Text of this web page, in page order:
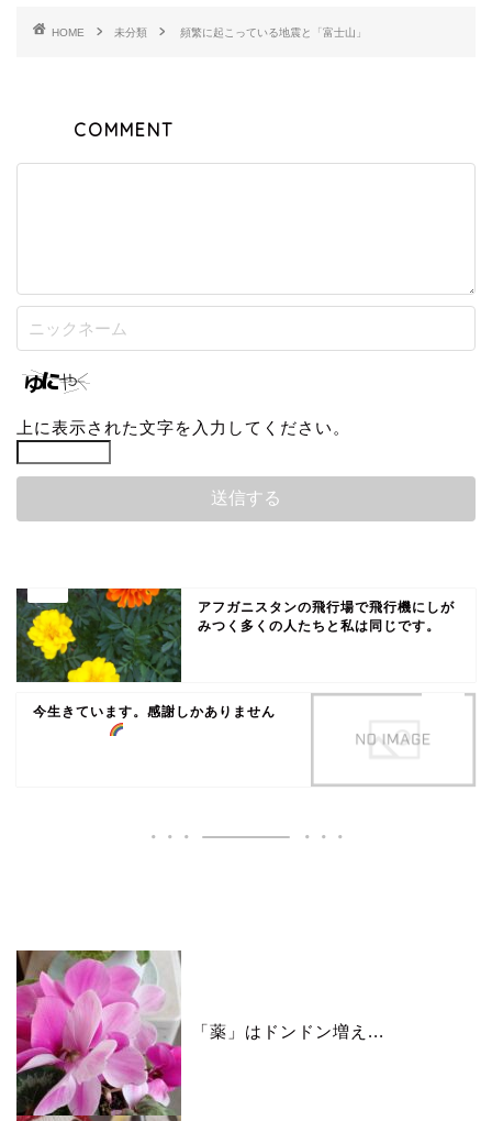
HOME 未分類 頻繁に起こっている地震と「富士山」
COMMENT
上に表示された文字を入力してください。
アフガニスタンの飛行場で飛行機にしが
みつく多くの人たちと私は同じです。
今生きています。感謝しかありません
「薬」はドンドン増え...